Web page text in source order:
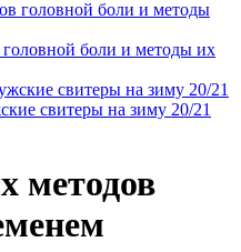
боли и методы их
свитеры на зиму 20/21
методов